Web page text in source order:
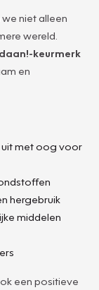
niet alleen
wereld.
keurmerk
en
uit met oog voor
hergebruik
middelen
een positieve